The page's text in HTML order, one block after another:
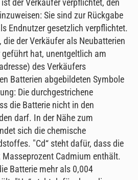
der Verkäufer verpflichtet, den
Sie sind zur Rückgabe
Endnutzer gesetzlich verpflichtet.
der Verkäufer als Neubatterien
hat, unentgeltlich am
des Verkäufers
Batterien abgebildeten Symbole
Die durchgestrichene
die Batterie nicht in den
darf. In der Nähe zum
sich die chemische
"Cd“ steht dafür, dass die
Cadmium enthält.
Batterie mehr als 0,004